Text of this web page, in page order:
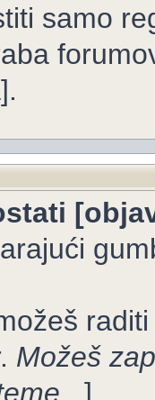
samo
Možeš
...].